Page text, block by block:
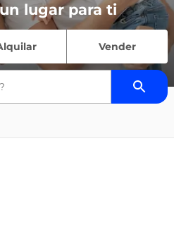
lugar para ti
Vender